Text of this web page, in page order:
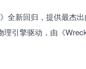
全新回归，提供最杰
引擎驱动，由《